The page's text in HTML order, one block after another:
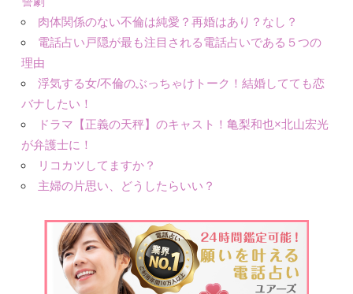
肉体関係のない不倫は純愛？再婚はあり？なし？
電話占い戸隠が最も注目される電話占いである５つの
理由
浮気する女/不倫のぶっちゃけトーク！結婚してても恋
バナしたい！
ドラマ【正義の天秤】のキャスト！亀梨和也×北山宏光
が弁護士に！
リコカツしてますか？
主婦の片思い、どうしたらいい？